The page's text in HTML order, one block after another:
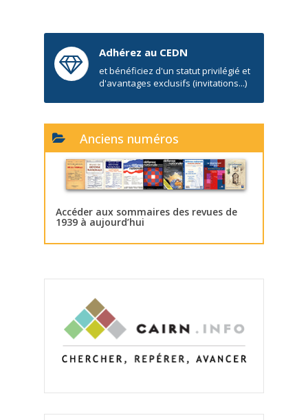
Adhérez au CEDN
et bénéficiez d'un statut privilégié et
d'avantages exclusifs (invitations...)
Anciens numéros
Accéder aux sommaires des revues de
1939 à aujourd’hui